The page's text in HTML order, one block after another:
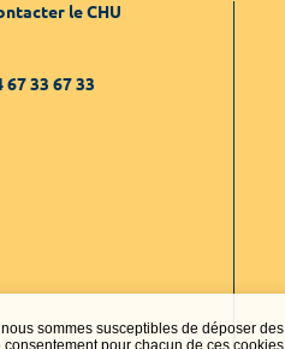
sommes susceptibles de déposer des
pour chacun de ces cookies.
le CHU
67 33 67 33